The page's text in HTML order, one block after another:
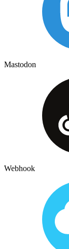
Mastodon
Webhook